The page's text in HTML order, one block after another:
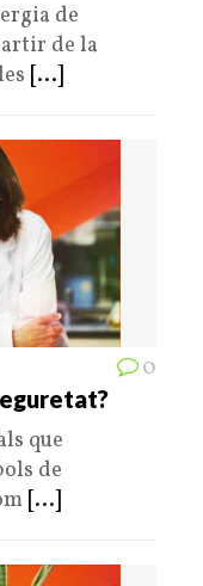
de
de la
[...]
0
que
de
[...]